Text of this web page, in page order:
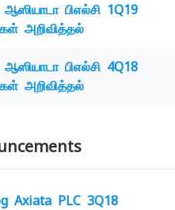
பிஎல்சி 1Q19
அறிவித்தல்
பிஎல்சி 4Q18
அறிவித்தல்
Axiata PLC 3Q18